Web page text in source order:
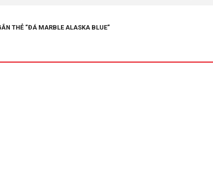
THẺ “ĐÁ MARBLE ALASKA BLUE”